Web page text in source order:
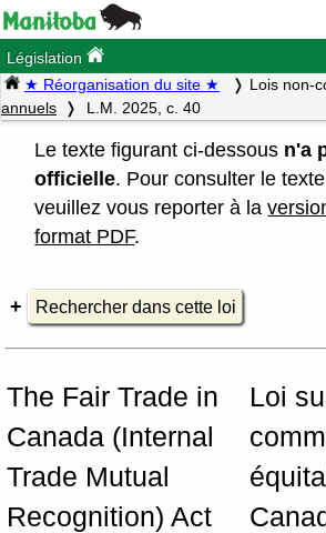
Législation
★ Réorganisation du site ★ Lois non-
annuels
L.M. 2025, c. 40
Le texte figurant ci-dessous n'a
officielle. Pour consulter le
veuillez vous reporter à la
format PDF.
Rechercher dans cette loi
The Fair Trade in
Canada (Internal
Trade Mutual
Recognition) Act
Loi